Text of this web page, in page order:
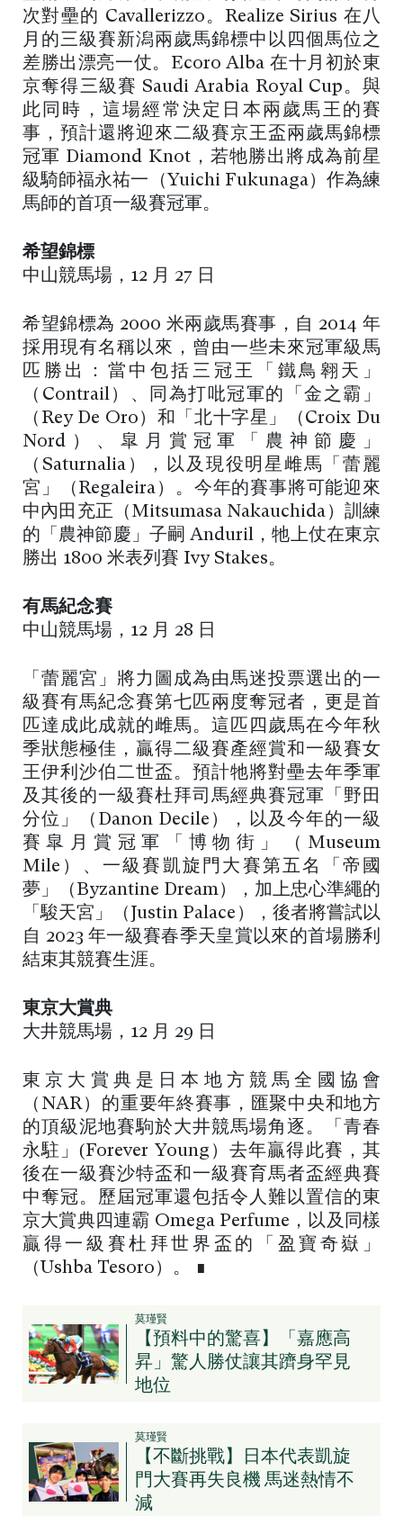
次對壘的 Cavallerizzo。Realize Sirius 在八
月的三級賽新潟兩歲馬錦標中以四個馬位之
差勝出漂亮一仗。Ecoro Alba 在十月初於東
京奪得三級賽 Saudi Arabia Royal Cup。與
此同時，這場經常決定日本兩歲馬王的賽
事，預計還將迎來二級賽京王盃兩歲馬錦標
冠軍 Diamond Knot，若牠勝出將成為前星
級騎師福永祐一（Yuichi Fukunaga）作為練
馬師的首項一級賽冠軍。
希望錦標
中山競馬場，12 月 27 日
希望錦標為 2000 米兩歲馬賽事，自 2014 年
採用現有名稱以來，曾由一些未來冠軍級馬
匹勝出：當中包括三冠王「鐵鳥翱天」
（Contrail）、同為打吡冠軍的「金之霸」
（Rey De Oro）和「北十字星」（Croix Du
Nord）、皐月賞冠軍「農神節慶」
（Saturnalia），以及現役明星雌馬「蕾麗
宮」（Regaleira）。今年的賽事將可能迎來
中內田充正（Mitsumasa Nakauchida）訓練
的「農神節慶」子嗣 Anduril，牠上仗在東京
勝出 1800 米表列賽 Ivy Stakes。
有馬紀念賽
中山競馬場，12 月 28 日
「蕾麗宮」將力圖成為由馬迷投票選出的一
級賽有馬紀念賽第七匹兩度奪冠者，更是首
匹達成此成就的雌馬。這匹四歲馬在今年秋
季狀態極佳，贏得二級賽產經賞和一級賽女
王伊利沙伯二世盃。預計牠將對壘去年季軍
及其後的一級賽杜拜司馬經典賽冠軍「野田
分位」（Danon Decile），以及今年的一級
賽皐月賞冠軍「博物街」（Museum
Mile）、一級賽凱旋門大賽第五名「帝國
夢」（Byzantine Dream），加上忠心準繩的
「駿天宮」（Justin Palace），後者將嘗試以
自 2023 年一級賽春季天皇賞以來的首場勝利
結束其競賽生涯。
東京大賞典
大井競馬場，12 月 29 日
東京大賞典是日本地方競馬全國協會
（NAR）的重要年終賽事，匯聚中央和地方
的頂級泥地賽駒於大井競馬場角逐。「青春
永駐」(Forever Young）去年贏得此賽，其
後在一級賽沙特盃和一級賽育馬者盃經典賽
中奪冠。歷屆冠軍還包括令人難以置信的東
京大賞典四連霸 Omega Perfume，以及同樣
贏得一級賽杜拜世界盃的「盈寶奇嶽」
（Ushba Tesoro）。 ∎
莫瑾賢
【預料中的驚喜】「嘉應高
昇」驚人勝仗讓其躋身罕見
地位
莫瑾賢
【不斷挑戰】日本代表凱旋
門大賽再失良機 馬迷熱情不
減